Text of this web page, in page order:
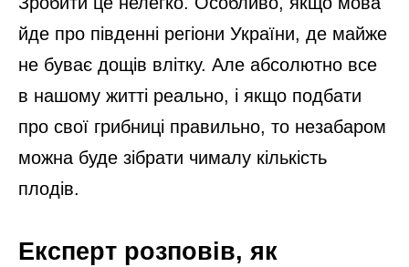
йде про південні регіони України, де майже
не буває дощів влітку. Але абсолютно все
в нашому житті реально, і якщо подбати
про свої грибниці правильно, то незабаром
можна буде зібрати чималу кількість
плодів.
Експерт розповів, як